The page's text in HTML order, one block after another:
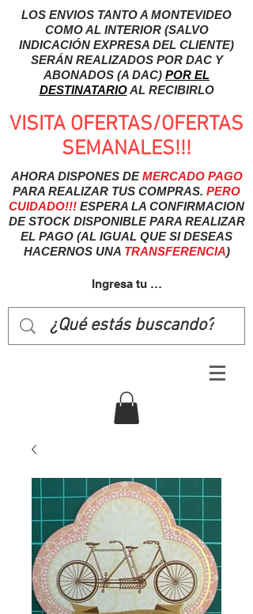
LOS ENVIOS TANTO A MONTEVIDEO
COMO AL INTERIOR (SALVO
INDICACIÓN EXPRESA DEL CLIENTE)
SERÁN REALIZADOS POR DAC Y
ABONADOS (A DAC) POR EL
DESTINATARIOAL RECIBIRLO
VISITA OFERTAS/OFERTAS
SEMANALES!!!
AHORA DISPONES DEMERCADO PAGO
PARA REALIZAR TUS COMPRAS. PERO
CUIDADO!!! ESPERA LA CONFIRMACION
DE STOCK DISPONIBLE PARA REALIZAR
EL PAGO (AL IGUAL QUE SI DESEAS
HACERNOS UNA TRANSFERENCIA)
Ingresa tu usuairo